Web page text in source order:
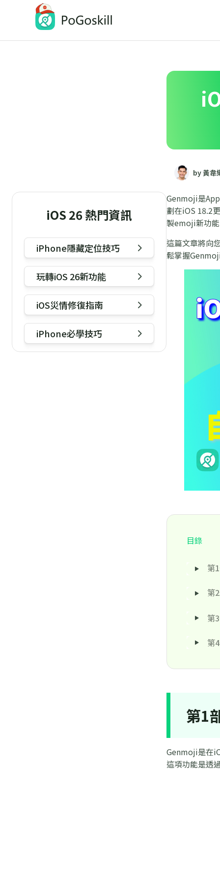
PoGoskill-Pokemon Go定位修改工具
iOS 26 熱門資訊
iPhone隱藏定位技巧
玩轉iOS 26新功能
iOS災情修復指南
iPhone必學技巧
by 黃韋
Genmoji是
劃在iOS 18.2
製emoji新功能
這篇文章將向
鬆掌握
目錄
第
第
第
第
第1
Genmoji是在
這項功能是透